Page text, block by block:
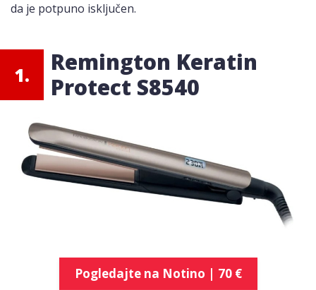
da je potpuno isključen.
1.
Remington Keratin
Protect S8540
Pogledajte na Notino | 70 €